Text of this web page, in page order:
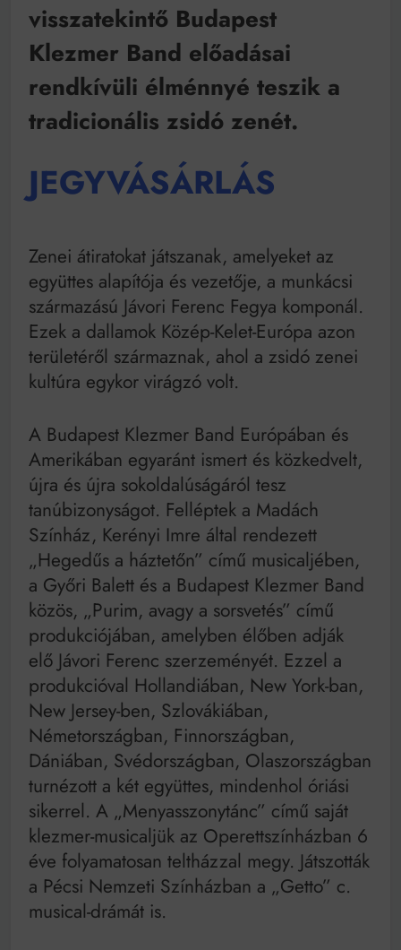
Mindenki a világot akarja uralni – de nem csak a 80-
as években
Bitumenes lapostetők: a bevált technológia akkor
működik, ha jól van felújítva
visszatekintő Budapest
Klezmer Band előadásai
rendkívüli élménnyé teszik a
tradicionális zsidó zenét.
JEGYVÁSÁRLÁS
Zenei átiratokat játszanak, amelyeket az
együttes alapítója és vezetője, a munkácsi
származású Jávori Ferenc Fegya komponál.
Ezek a dallamok Közép-Kelet-Európa azon
területéről származnak, ahol a zsidó zenei
kultúra egykor virágzó volt.
A Budapest Klezmer Band Európában és
Amerikában egyaránt ismert és közkedvelt,
újra és újra sokoldalúságáról tesz
tanúbizonyságot. Felléptek a Madách
Színház, Kerényi Imre által rendezett
„Hegedűs a háztetőn” című musicaljében,
a Győri Balett és a Budapest Klezmer Band
közös, „Purim, avagy a sorsvetés” című
produkciójában, amelyben élőben adják
elő Jávori Ferenc szerzeményét. Ezzel a
produkcióval Hollandiában, New York-ban,
New Jersey-ben, Szlovákiában,
Németországban, Finnországban,
Dániában, Svédországban, Olaszországban
turnézott a két együttes, mindenhol óriási
sikerrel. A „Menyasszonytánc” című saját
klezmer-musicaljük az Operettszínházban 6
éve folyamatosan teltházzal megy. Játszották
a Pécsi Nemzeti Színházban a „Getto” c.
musical-drámát is.